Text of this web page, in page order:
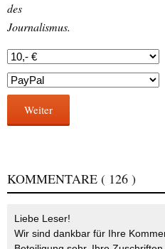
des
Journalismus.
Weiter
KOMMENTARE ( 126 )
Liebe Leser!
Wir sind dankbar für Ihre